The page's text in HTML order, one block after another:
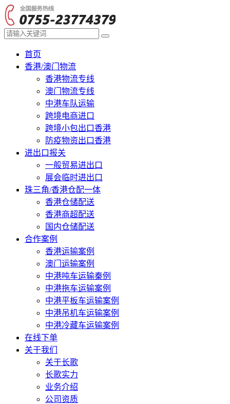
首页
香港/澳门物流
香港物流专线
澳门物流专线
中港车队运输
跨境电商进口
跨境小包出口香港
防疫物资出口香港
进出口报关
一般贸易进出口
展会临时进出口
珠三角/香港仓配一体
香港仓储配送
香港商超配送
国内仓储配送
合作案例
香港运输案例
澳门运输案例
中港吨车运输秦例
中港拖车运输案例
中港平板车运输案例
中港吊机车运输案例
中港冷藏车运输案例
在线下单
关于我们
关于长歌
长歌实力
业务介绍
公司资质